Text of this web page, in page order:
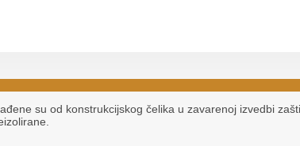
su od konstrukcijskog čelika u zavarenoj izvedbi